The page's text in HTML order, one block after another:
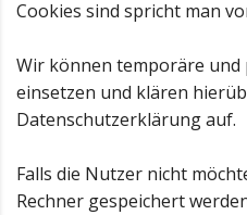
Cookies sind spricht man
Wir können temporäre und
einsetzen und klären
Datenschutzerklärung auf.
Falls die Nutzer nicht
Rechner gespeichert